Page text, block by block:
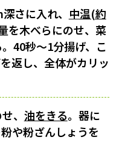
さに入れ、 中温(約
を木べらにのせ、菜
40秒〜1分揚げ、こ
返し、全体がカリッ
、 油をきる。器に
や粉ざんしょうを